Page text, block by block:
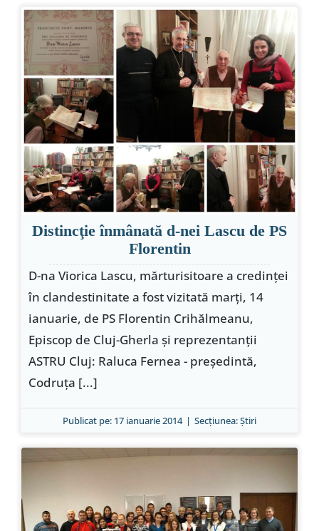
Distincţie înmânată d-nei Lascu de PS
Florentin
D-na Viorica Lascu, mărturisitoare a credinţei
în clandestinitate a fost vizitată marţi, 14
ianuarie, de PS Florentin Crihălmeanu,
Episcop de Cluj-Gherla şi reprezentanţii
ASTRU Cluj: Raluca Fernea - preşedintă,
Codruţa [...]
Publicat pe: 17 ianuarie 2014 | Secțiunea:Ştiri